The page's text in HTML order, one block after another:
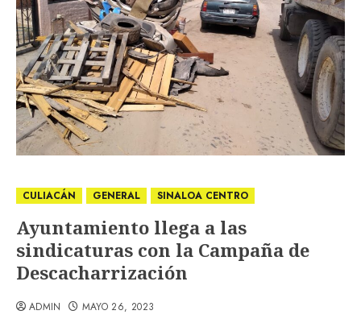
CULIACÁN GENERAL SINALOA CENTRO
Ayuntamiento llega a las
sindicaturas con la Campaña de
Descacharrización
ADMIN MAYO 26, 2023